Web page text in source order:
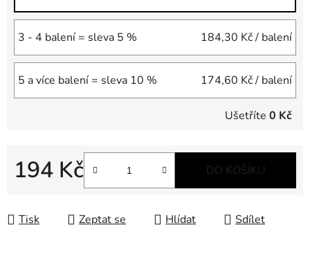
3 - 4 balení = sleva 5 % 184,30 Kč/ balení
5 a více balení = sleva 10 % 174,60 Kč/ balení
Ušetříte 0 Kč
194 Kč DO KOŠÍKU
Tisk Zeptat se Hlídat Sdílet